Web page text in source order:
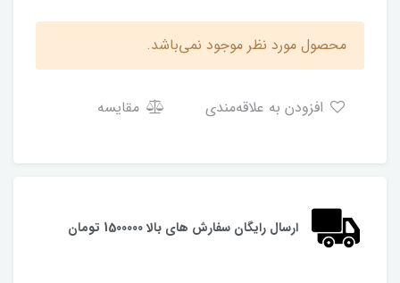
محصول مورد نظر موجود نمی‌باشد.
مقایسه
ارسال رایگان سفارش های بالا 1500000 تومان